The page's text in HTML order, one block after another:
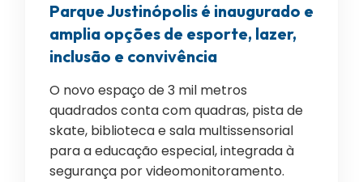
Parque Justinópolis é inaugurado e
amplia opções de esporte, lazer,
inclusão e convivência
O novo espaço de 3 mil metros
quadrados conta com quadras, pista de
skate, biblioteca e sala multissensorial
para a educação especial, integrada à
segurança por videomonitoramento.